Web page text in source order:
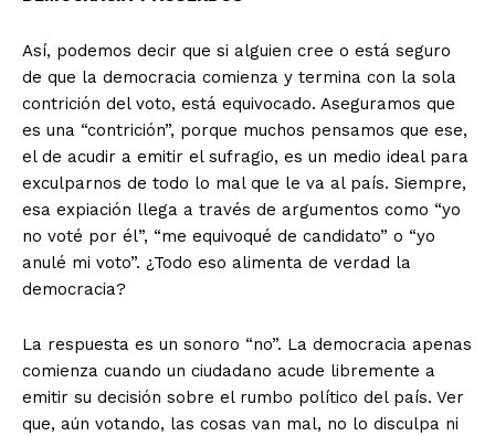
+ Todas las formas de lucha, potencialmente enlazadas
Así, podemos decir que si alguien cree o está seguro
de que la democracia comienza y termina con la sola
contrición del voto, está equivocado. Aseguramos que
es una “contrición”, porque muchos pensamos que ese,
el de acudir a emitir el sufragio, es un medio ideal para
exculparnos de todo lo mal que le va al país. Siempre,
esa expiación llega a través de argumentos como “yo
no voté por él”, “me equivoqué de candidato” o “yo
anulé mi voto”. ¿Todo eso alimenta de verdad la
democracia?
La respuesta es un sonoro “no”. La democracia apenas
comienza cuando un ciudadano acude libremente a
emitir su decisión sobre el rumbo político del país. Ver
que, aún votando, las cosas van mal, no lo disculpa ni